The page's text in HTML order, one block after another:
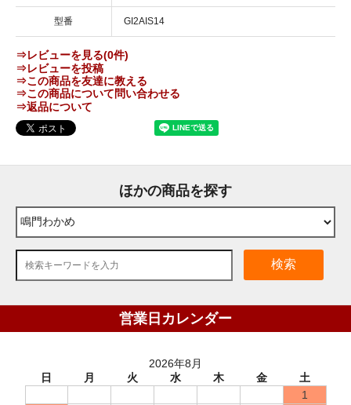
型番 GI2AIS14
⇒レビューを見る(0件)
⇒レビューを投稿
⇒この商品を友達に教える
⇒この商品について問い合わせる
⇒返品について
ほかの商品を探す
検索
営業日カレンダー
2026年8月
日
月 火 水 木 金
土
1